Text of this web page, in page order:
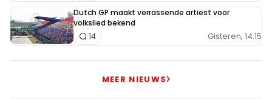
Dutch GP maakt verrassende artiest voor
volkslied bekend
Gisteren, 14:15
14
MEER NIEUWS